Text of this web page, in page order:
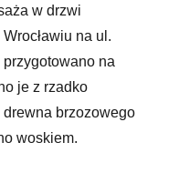
w drzwi
na ul.
na
je z rzadko
brzozowego
woskiem.